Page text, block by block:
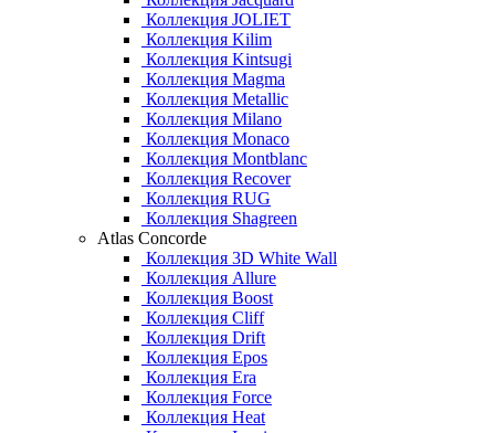
Коллекция JOLIET
Коллекция Kilim
Коллекция Kintsugi
Коллекция Magma
Коллекция Metallic
Коллекция Milano
Коллекция Monaco
Коллекция Montblanc
Коллекция Recover
Коллекция RUG
Коллекция Shagreen
Atlas Concorde
Коллекция 3D White Wall
Коллекция Allure
Коллекция Boost
Коллекция Cliff
Коллекция Drift
Коллекция Epos
Коллекция Era
Коллекция Force
Коллекция Heat